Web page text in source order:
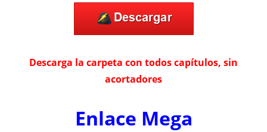
Descarga la carpeta con todos capítulos, sin
acortadores
Enlace Mega